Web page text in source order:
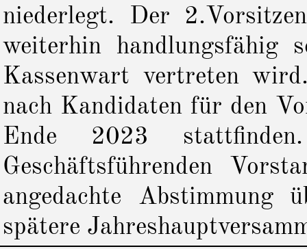
niederlegt. Der
weiterhin handlungsfähig
Kassenwart vertreten
nach Kandidaten für den
Ende 2023
Geschäftsführenden
angedachte Abstimmung
spätere